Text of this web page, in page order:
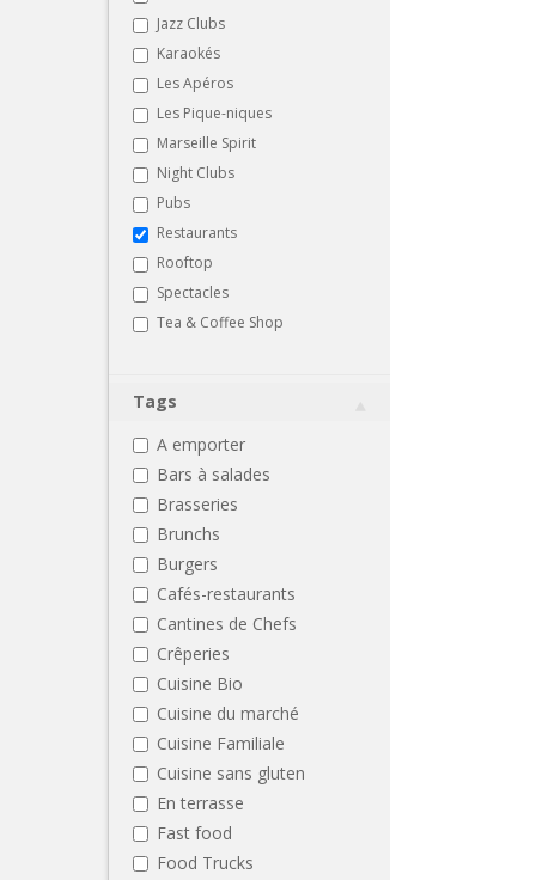
Jazz Clubs
Karaokés
Les Apéros
Les Pique-niques
Marseille Spirit
Night Clubs
Pubs
Restaurants
Rooftop
Spectacles
Tea & Coffee Shop
Tags
A emporter
Bars à salades
Brasseries
Brunchs
Burgers
Cafés-restaurants
Cantines de Chefs
Crêperies
Cuisine Bio
Cuisine du marché
Cuisine Familiale
Cuisine sans gluten
En terrasse
Fast food
Food Trucks